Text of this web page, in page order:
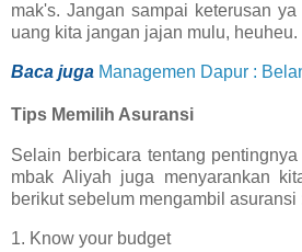
mak's. Jangan sampai keterusan
uang kita jangan jajan mulu, heuheu.
Baca juga Managemen Dapur :
Tips Memilih Asuransi
Selain berbicara tentang
mbak Aliyah juga menyarankan
berikut sebelum mengambil asuransi
1. Know your budget